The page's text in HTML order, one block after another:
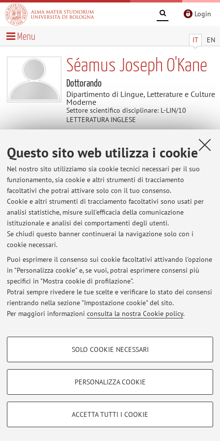
Questo sito web utilizza i cookie
Nel nostro sito utilizziamo sia cookie tecnici necessari per il suo
funzionamento, sia cookie e altri strumenti di tracciamento
facoltativi che potrai attivare solo con il tuo consenso.
Cookie e altri strumenti di tracciamento facoltativi sono usati per
analisi statistiche, misure sull'efficacia della comunicazione
istituzionale e analisi dei comportamenti degli utenti.
Se chiudi questo banner continuerai la navigazione solo con i
cookie necessari.
Puoi esprimere il consenso sui cookie facoltativi attivando l'opzione
in "Personalizza cookie" e, se vuoi, potrai esprimere consensi più
specifici in "Mostra cookie di profilazione".
Potrai sempre rivedere le tue scelte e verificare lo stato dei consensi
rientrando nella sezione "Impostazione cookie" del sito.
Per maggiori informazioni consulta la nostra Cookie policy.
COOKIE DI PROFILAZIONE - FACOLTATIVI
COOKIE TECNICI - NECESSARI
Si tratta di cookie tecnici utilizzati, a titolo esemplificativo, per il corretto
SOLO COOKIE NECESSARI
PERSONALIZZA COOKIE
ACCETTA TUTTI I COOKIE
Login
IT EN
Menu
Séamus Joseph O'Kane
Dottorando
Dipartimento di Lingue, Letterature e Culture
Moderne
Settore scientifico disciplinare: L-LIN/10
LETTERATURA INGLESE
Avvisi
Al momento non sono presenti avvisi.
Area riservata
Accedi tramite loginper gestire tutti i contenuti del sito.
© 2026 - ALMA MATER STUDIORUM - Università di Bologna - Via
Zamboni, 33 - 40126 Bologna - Partita IVA: 01131710376
Privacy|Note legali|Impostazioni Cookie